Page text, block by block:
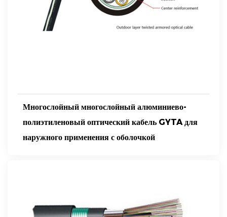
Многослойный многослойный алюминиево-
полиэтиленовый оптический кабель GYTA для
наружного применения с оболочкой